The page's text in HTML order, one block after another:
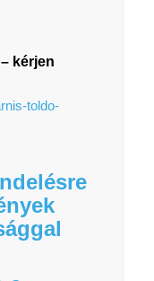
kérjen
toldo-